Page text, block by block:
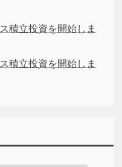
積立投資を開始しま
積立投資を開始しま